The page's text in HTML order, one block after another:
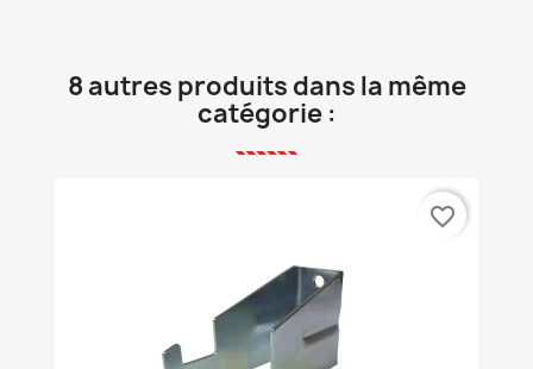
8 autres produits dans la même
catégorie :
favorite_border